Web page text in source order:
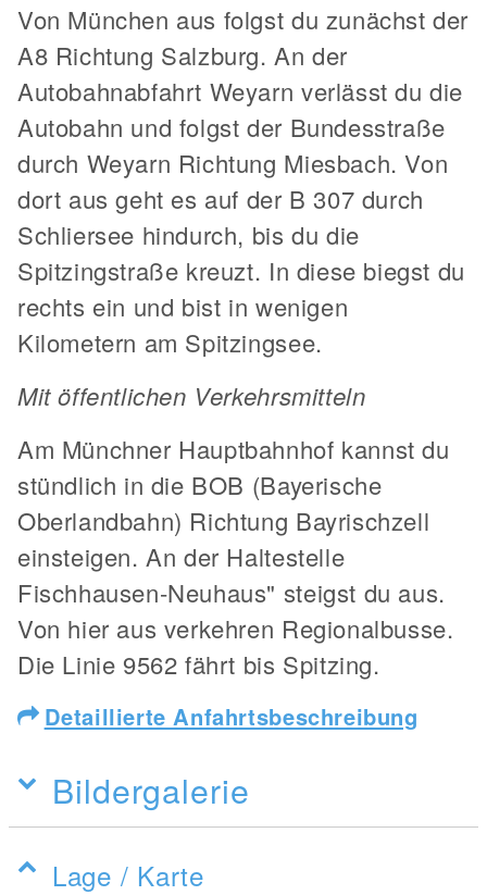
Von München aus folgst du zunächst der
A8 Richtung Salzburg. An der
Autobahnabfahrt Weyarn verlässt du die
Autobahn und folgst der Bundesstraße
durch Weyarn Richtung Miesbach. Von
dort aus geht es auf der B 307 durch
Schliersee hindurch, bis du die
Spitzingstraße kreuzt. In diese biegst du
rechts ein und bist in wenigen
Kilometern am Spitzingsee.
Mit öffentlichen Verkehrsmitteln
Am Münchner Hauptbahnhof kannst du
stündlich in die BOB (Bayerische
Oberlandbahn) Richtung Bayrischzell
einsteigen. An der Haltestelle
Fischhausen-Neuhaus" steigst du aus.
Von hier aus verkehren Regionalbusse.
Die Linie 9562 fährt bis Spitzing.
Detaillierte Anfahrtsbeschreibung
Bildergalerie
Lage / Karte